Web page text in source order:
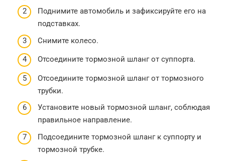
Поднимите автомобиль и зафиксируйте его на
подставках.
Снимите колесо.
Отсоедините тормозной шланг от суппорта.
Отсоедините тормозной шланг от тормозного
трубки.
Установите новый тормозной шланг, соблюдая
правильное направление.
Подсоедините тормозной шланг к суппорту и
тормозной трубке.